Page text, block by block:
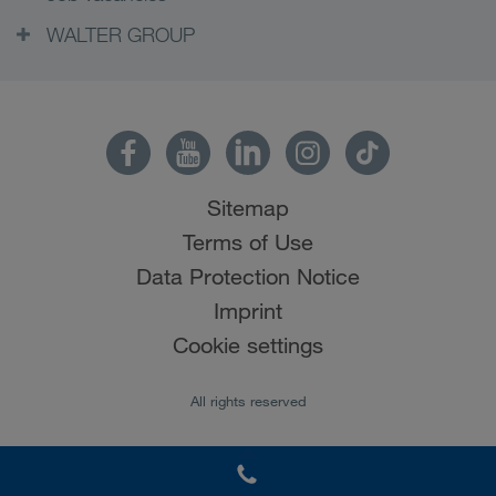
WALTER GROUP
Sitemap
Terms of Use
Data Protection Notice
Imprint
Cookie settings
All rights reserved